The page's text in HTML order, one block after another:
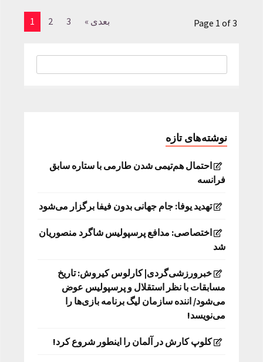
1 2 3 بعدی » Page 1 of 3
نوشته‌های تازه
احتمال هم‌تیمی شدن طارمی با ستاره سابق
فرانسه
تهدید یوفا: جام جهانی بدون فیفا برگزار می‌شود
اختصاصی: مدافع پرسپولیس شاگرد منصوریان
شد
خبرورزشی‌گردی| کارلوس کیروش: تاریخ
مسابقات با نظر استقلال و پرسپولیس عوض
می‌شود/ اننده سازمان لیگ برنامه بازی‌ها را
می‌نویسد!
کلوپ کارش در آلمان را اینطور شروع کرد!